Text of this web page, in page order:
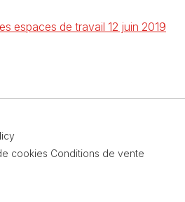
espaces de travail 12 juin 2019
cookies Conditions de vente